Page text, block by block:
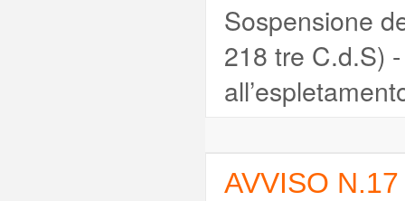
Sospensione
218 tre C.d.S)
AVVISO